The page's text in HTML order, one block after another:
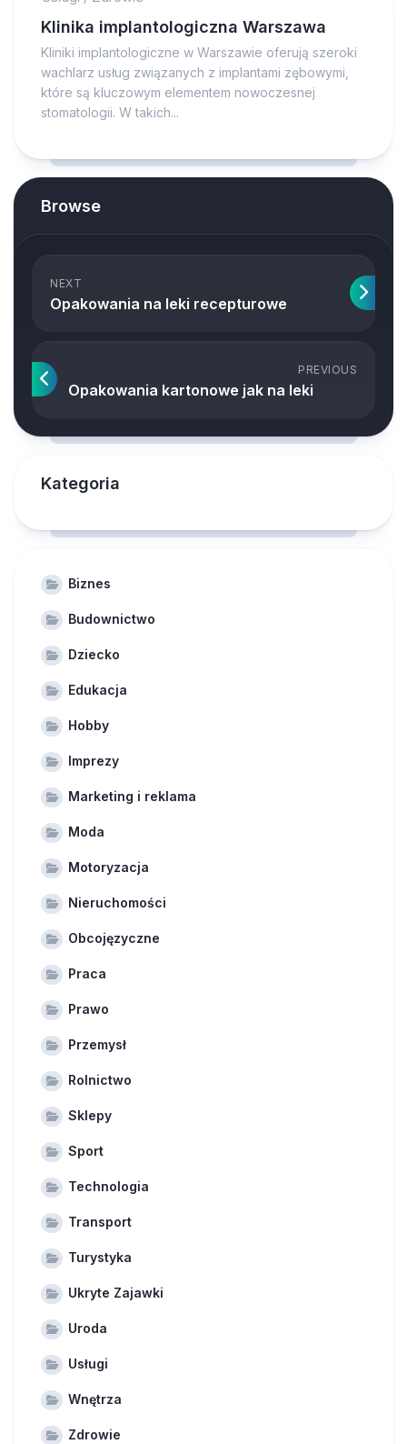
Klinika implantologiczna Warszawa
Kliniki implantologiczne w Warszawie oferują szeroki
wachlarz usług związanych z implantami zębowymi,
które są kluczowym elementem nowoczesnej
stomatologii. W takich...
Browse
NEXT
Opakowania na leki recepturowe
PREVIOUS
Opakowania kartonowe jak na leki
Kategoria
Biznes
Budownictwo
Dziecko
Edukacja
Hobby
Imprezy
Marketing i reklama
Moda
Motoryzacja
Nieruchomości
Obcojęzyczne
Praca
Prawo
Przemysł
Rolnictwo
Sklepy
Sport
Technologia
Transport
Turystyka
Ukryte Zajawki
Uroda
Usługi
Wnętrza
Zdrowie